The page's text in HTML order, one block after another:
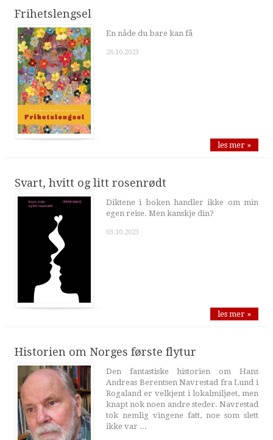
Frihetslengsel
En nåde du bare kan få
26.10.2023
les mer »
Svart, hvitt og litt rosenrødt
Diktene i boken handler ikke om min
egen reise. Men kanskje din?
03.10.2023
les mer »
Historien om Norges første flytur
Den fantastiske historien om Hans
Andreas Berentsen Navrestad fra Lund i
Rogaland er velkjent i lokalmiljøet, men
knapt nok noen andre steder. Navrestad
tok nemlig vingene fatt, noe som slett
ikke var ...